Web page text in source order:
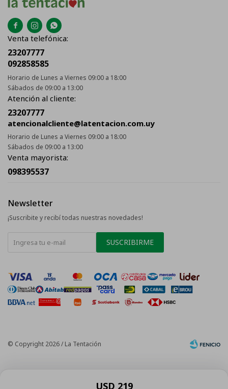
USD 219
  
Venta telefónica:
23207777
092858585
Horario de Lunes a Viernes 09:00 a 18:00
Sábados de 09:00 a 13:00
Atención al cliente:
23207777
atencionalcliente@latentacion.com.uy
Horario de Lunes a Viernes 09:00 a 18:00
Sábados de 09:00 a 13:00
Venta mayorista:
098395537
Newsletter
¡Suscribite y recibí todas nuestras novedades!
SUSCRIBIRME
© Copyright 2026 / La Tentación